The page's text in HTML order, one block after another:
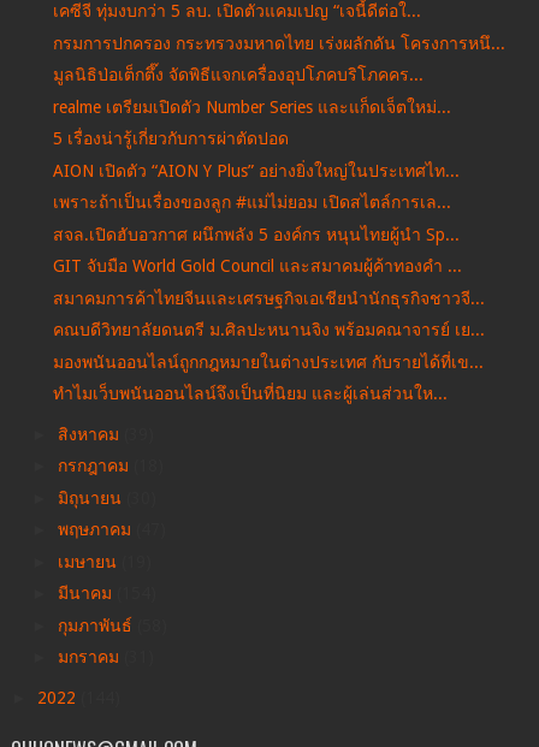
เคซีจี ทุ่มงบกว่า 5 ลบ. เปิดตัวแคมเปญ “เจนี้ดีต่อใ...
กรมการปกครอง กระทรวงมหาดไทย เร่งผลักดัน โครงการหนึ...
มูลนิธิป่อเต็กตึ๊ง จัดพิธีแจกเครื่องอุปโภคบริโภคคร...
realme เตรียมเปิดตัว Number Series และแก็ดเจ็ตใหม่...
5 เรื่องน่ารู้เกี่ยวกับการผ่าตัดปอด
AION เปิดตัว “AION Y Plus” อย่างยิ่งใหญ่ในประเทศไท...
เพราะถ้าเป็นเรื่องของลูก #แม่ไม่ยอม เปิดสไตล์การเล...
สจล.เปิดฮับอวกาศ ผนึกพลัง 5 องค์กร หนุนไทยผู้นำ Sp...
GIT จับมือ World Gold Council และสมาคมผู้ค้าทองคำ ...
สมาคมการค้าไทยจีนและเศรษฐกิจเอเชียนำนักธุรกิจชาวจี...
คณบดีวิทยาลัยดนตรี ม.ศิลปะหนานจิง พร้อมคณาจารย์ เย...
มองพนันออนไลน์ถูกกฎหมายในต่างประเทศ กับรายได้ที่เข...
ทำไมเว็บพนันออนไลน์จึงเป็นที่นิยม และผู้เล่นส่วนให...
สิงหาคม
กรกฎาคม
มิถุนายน
พฤษภาคม
เมษายน
มีนาคม
กุมภาพันธ์
มกราคม
2022